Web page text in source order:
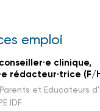
emploi
clinique,
rédacteur·trice (F/
et Educateurs
IDF